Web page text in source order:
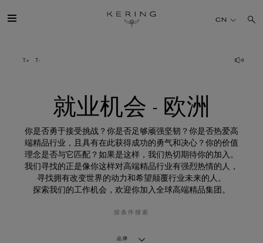
业
机
可持续发展
FINANCE
CN
就业机会 - 欧洲
你是否勇于接受挑战？你是否足够顽强坚韧？你是否热爱高
端精品行业，且具有在此获得成功的勇气和决心？你的价值
理念是否与它匹配？如果是这样，我们热切期待你的加入。
我们寻找的正是像你这样对高端精品行业有强烈热情的人，
寻找拥有改变世界的动力和希望颠覆行业未来的人。
探索我们的工作机会，欢迎你加入全球高端精品集团。
按条件搜索
品牌